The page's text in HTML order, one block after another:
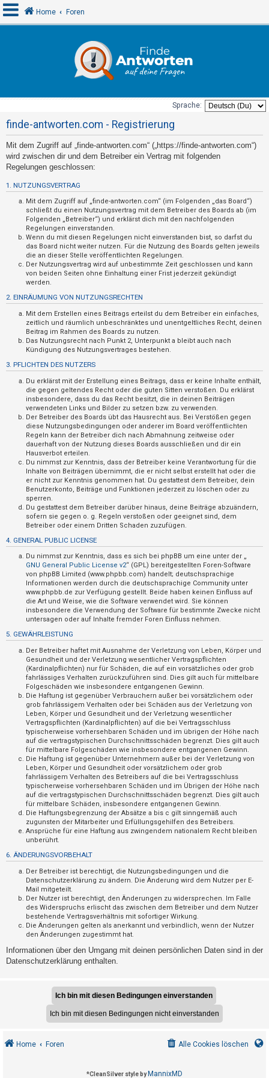
l
d
e
n
t
w
e
t
e
m
Home Foren
Sprache:
finde-antworten.com - Registrierung
Mit dem Zugriff auf „finde-antworten.com“ („https://finde-antworten.com“)
wird zwischen dir und dem Betreiber ein Vertrag mit folgenden
Regelungen geschlossen:
1. NUTZUNGSVERTRAG
Mit dem Zugriff auf „finde-antworten.com“ (im Folgenden „das Board“)
schließt du einen Nutzungsvertrag mit dem Betreiber des Boards ab (im
Folgenden „Betreiber“) und erklärst dich mit den nachfolgenden
Regelungen einverstanden.
Wenn du mit diesen Regelungen nicht einverstanden bist, so darfst du
das Board nicht weiter nutzen. Für die Nutzung des Boards gelten jeweils
die an dieser Stelle veröffentlichten Regelungen.
Der Nutzungsvertrag wird auf unbestimmte Zeit geschlossen und kann
von beiden Seiten ohne Einhaltung einer Frist jederzeit gekündigt
werden.
2. EINRÄUMUNG VON NUTZUNGSRECHTEN
Mit dem Erstellen eines Beitrags erteilst du dem Betreiber ein einfaches,
zeitlich und räumlich unbeschränktes und unentgeltliches Recht, deinen
Beitrag im Rahmen des Boards zu nutzen.
Das Nutzungsrecht nach Punkt 2, Unterpunkt a bleibt auch nach
Kündigung des Nutzungsvertrages bestehen.
3. PFLICHTEN DES NUTZERS
Du erklärst mit der Erstellung eines Beitrags, dass er keine Inhalte enthält,
die gegen geltendes Recht oder die guten Sitten verstoßen. Du erklärst
insbesondere, dass du das Recht besitzt, die in deinen Beiträgen
verwendeten Links und Bilder zu setzen bzw. zu verwenden.
Der Betreiber des Boards übt das Hausrecht aus. Bei Verstößen gegen
diese Nutzungsbedingungen oder anderer im Board veröffentlichten
Regeln kann der Betreiber dich nach Abmahnung zeitweise oder
dauerhaft von der Nutzung dieses Boards ausschließen und dir ein
Hausverbot erteilen.
Du nimmst zur Kenntnis, dass der Betreiber keine Verantwortung für die
Inhalte von Beiträgen übernimmt, die er nicht selbst erstellt hat oder die
er nicht zur Kenntnis genommen hat. Du gestattest dem Betreiber, dein
Benutzerkonto, Beiträge und Funktionen jederzeit zu löschen oder zu
sperren.
Du gestattest dem Betreiber darüber hinaus, deine Beiträge abzuändern,
sofern sie gegen o. g. Regeln verstoßen oder geeignet sind, dem
Betreiber oder einem Dritten Schaden zuzufügen.
4. GENERAL PUBLIC LICENSE
Du nimmst zur Kenntnis, dass es sich bei phpBB um eine unter der „
GNU General Public License v2“ (GPL) bereitgestellten Foren-Software
von phpBB Limited (www.phpbb.com) handelt; deutschsprachige
Informationen werden durch die deutschsprachige Community unter
www.phpbb.de zur Verfügung gestellt. Beide haben keinen Einfluss auf
die Art und Weise, wie die Software verwendet wird. Sie können
insbesondere die Verwendung der Software für bestimmte Zwecke nicht
untersagen oder auf Inhalte fremder Foren Einfluss nehmen.
5. GEWÄHRLEISTUNG
Der Betreiber haftet mit Ausnahme der Verletzung von Leben, Körper und
Gesundheit und der Verletzung wesentlicher Vertragspflichten
(Kardinalpflichten) nur für Schäden, die auf ein vorsätzliches oder grob
fahrlässiges Verhalten zurückzuführen sind. Dies gilt auch für mittelbare
Folgeschäden wie insbesondere entgangenen Gewinn.
Die Haftung ist gegenüber Verbrauchern außer bei vorsätzlichem oder
grob fahrlässigem Verhalten oder bei Schäden aus der Verletzung von
Leben, Körper und Gesundheit und der Verletzung wesentlicher
Vertragspflichten (Kardinalpflichten) auf die bei Vertragsschluss
typischerweise vorhersehbaren Schäden und im übrigen der Höhe nach
auf die vertragstypischen Durchschnittsschäden begrenzt. Dies gilt auch
für mittelbare Folgeschäden wie insbesondere entgangenen Gewinn.
Die Haftung ist gegenüber Unternehmern außer bei der Verletzung von
Leben, Körper und Gesundheit oder vorsätzlichem oder grob
fahrlässigem Verhalten des Betreibers auf die bei Vertragsschluss
typischerweise vorhersehbaren Schäden und im Übrigen der Höhe nach
auf die vertragstypischen Durchschnittsschäden begrenzt. Dies gilt auch
für mittelbare Schäden, insbesondere entgangenen Gewinn.
Die Haftungsbegrenzung der Absätze a bis c gilt sinngemäß auch
zugunsten der Mitarbeiter und Erfüllungsgehilfen des Betreibers.
Ansprüche für eine Haftung aus zwingendem nationalem Recht bleiben
unberührt.
6. ÄNDERUNGSVORBEHALT
Der Betreiber ist berechtigt, die Nutzungsbedingungen und die
Datenschutzerklärung zu ändern. Die Änderung wird dem Nutzer per E-
Mail mitgeteilt.
Der Nutzer ist berechtigt, den Änderungen zu widersprechen. Im Falle
des Widerspruchs erlischt das zwischen dem Betreiber und dem Nutzer
bestehende Vertragsverhältnis mit sofortiger Wirkung.
Die Änderungen gelten als anerkannt und verbindlich, wenn der Nutzer
den Änderungen zugestimmt hat.
Informationen über den Umgang mit deinen persönlichen Daten sind in der
Datenschutzerklärung enthalten.
Home Foren Alle Cookies löschen
*CleanSilver style byMannixMD